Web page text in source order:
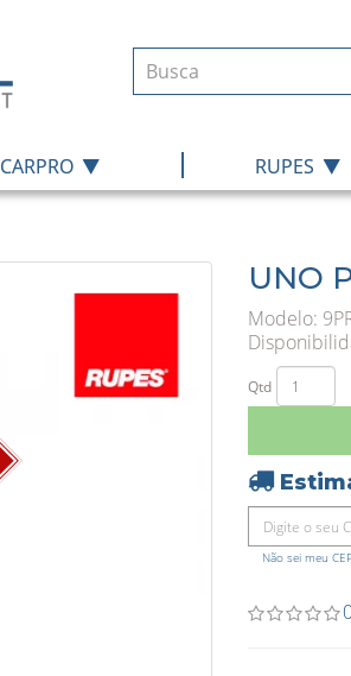
CARPRO | RUPES
UNO
Modelo:
Qtd
Não sei meu